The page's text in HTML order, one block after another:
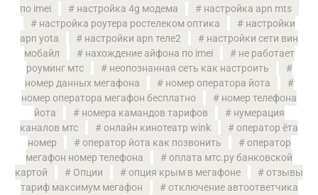
по imei
настройка 4g модема
настройка apn mts
настройка роутера ростелеком оптика
настройки
apn yota
настройки apn теле2
настройки сети вин
мобайл
нахождение айфона по imei
не работает
роуминг мтс
неопознанная сеть как настроить
номер данных мегафона
номер оператора йота
номер оператора мегафон бесплатно
номер телефона
йота
номера камандов тарифов
нумерация
каналов мтс
онлайн кинотеатр wink
оператор ёта
номер
оператор йота как позвонить
оператор
мегафон номер телефона
оплата мтс.ру банковской
картой
Опции опция крым в мегафоне
отзывы
тариф максимум мегафон
отключение автоответчика